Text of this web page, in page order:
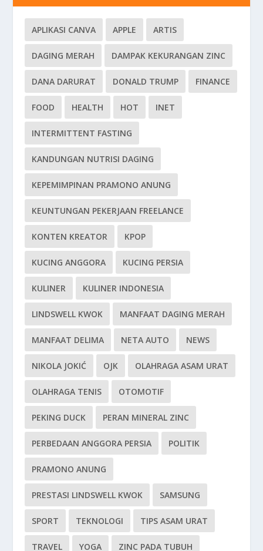
APLIKASI CANVA APPLE ARTIS
DAGING MERAH DAMPAK KEKURANGAN ZINC
DANA DARURAT DONALD TRUMP FINANCE
FOOD HEALTH HOT INET
INTERMITTENT FASTING
KANDUNGAN NUTRISI DAGING
KEPEMIMPINAN PRAMONO ANUNG
KEUNTUNGAN PEKERJAAN FREELANCE
KONTEN KREATOR KPOP
KUCING ANGGORA KUCING PERSIA
KULINER KULINER INDONESIA
LINDSWELL KWOK MANFAAT DAGING MERAH
MANFAAT DELIMA NETA AUTO NEWS
NIKOLA JOKIĆ OJK OLAHRAGA ASAM URAT
OLAHRAGA TENIS OTOMOTIF
PEKING DUCK PERAN MINERAL ZINC
PERBEDAAN ANGGORA PERSIA POLITIK
PRAMONO ANUNG
PRESTASI LINDSWELL KWOK SAMSUNG
SPORT TEKNOLOGI TIPS ASAM URAT
TRAVEL YOGA ZINC PADA TUBUH